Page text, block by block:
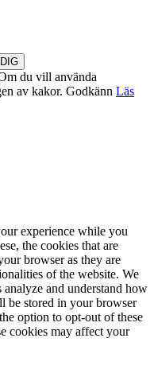
du vill använda
av kakor. Godkänn Läs
experience while you
the cookies that are
browser as they are
of the website. We
and understand how
be stored in your browser
option to opt-out of these
cookies may affect your